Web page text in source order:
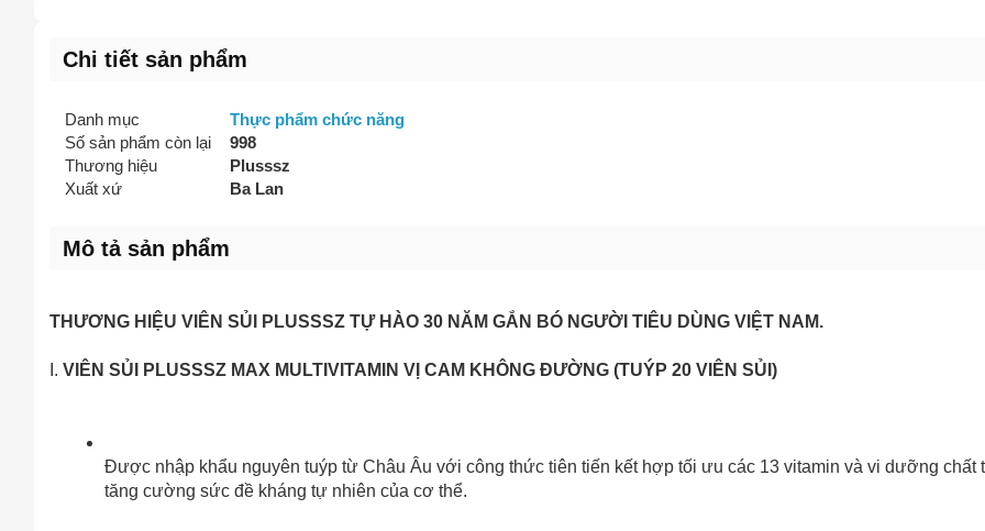
Chi tiết sản phẩm
Danh mục
Thực phẩm chức năng
Số sản phẩm còn lại
998
Thương hiệu
Plusssz
Xuất xứ
Ba Lan
Mô tả sản phẩm
THƯƠNG HIỆU VIÊN SỦI PLUSSSZ TỰ HÀO 30 NĂM GẮN BÓ NGƯỜI TIÊU DÙNG VIỆT NAM.
I. VIÊN SỦI PLUSSSZ MAX MULTIVITAMIN VỊ CAM KHÔNG ĐƯỜNG (TUÝP 20 VIÊN SỦI)
Được nhập khẩu nguyên tuýp từ Châu Âu với công thức tiên tiến kết hợp tối ưu các 13 vitamin và vi dưỡng chất
tăng cường sức đề kháng tự nhiên của cơ thể.